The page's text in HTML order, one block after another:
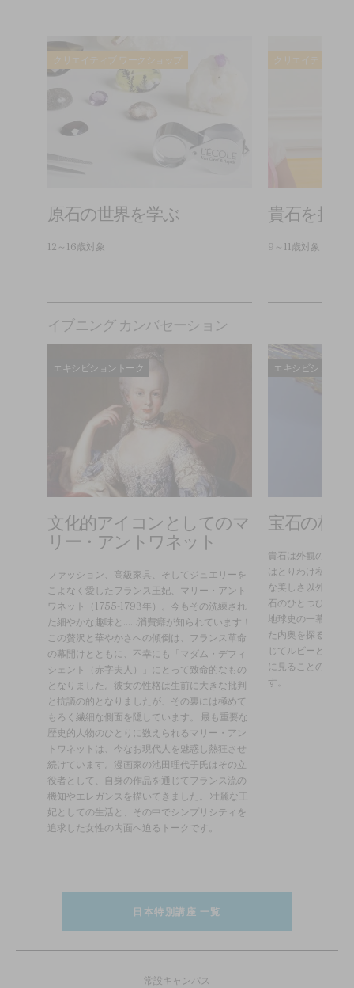
クリエイティブ ワークショップ
原石の世界を学ぶ
12～16歳対象
クリエイティブ ワ
貴石を描
9～11歳対象
イブニング カンバセーション
エキシビショントーク
文化的アイコンとしてのマ
リー・アントワネット
ファッション、高級家具、そしてジュエリーを
こよなく愛したフランス王妃、マリー・アント
ワネット（1755-1793年）。今もその洗練され
た細やかな趣味と……消費癖が知られています！
この贅沢と華やかさへの傾倒は、フランス革命
の幕開けとともに、不幸にも「マダム・デフィ
シェント（赤字夫人）」にとって致命的なもの
となりました。彼女の性格は生前に大きな批判
と抗議の的となりましたが、その裏には極めて
もろく繊細な側面を隠しています。 最も重要な
歴史的人物のひとりに数えられるマリー・アン
トワネットは、今なお現代人を魅惑し熱狂させ
続けています。漫画家の池田理代子氏はその立
役者として、自身の作品を通じてフランス流の
機知やエレガンスを描いてきました。 壮麗な王
妃としての生活と、その中でシンプリシティを
追求した女性の内面へ迫るトークです。
エキシビショント
宝石の核
貴石は外観の美し
はとりわけ私たち
な美しさ以外にも
石のひとつひとつ
地球史の一幕が秘
た内奥を探る旅に
じてルビーとサフ
に見ることのない
す。
日本特別講座 一覧
常設キャンパス